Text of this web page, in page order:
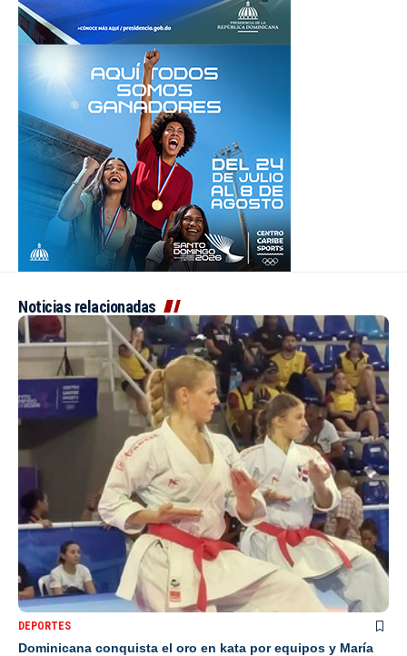
Noticias relacionadas
DEPORTES
Dominicana conquista el oro en kata por equipos y María